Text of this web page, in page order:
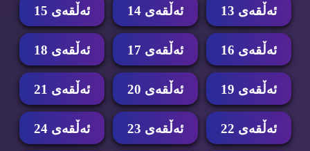
ئه‌ڵقه‌ی 13 ئه‌ڵقه‌ی 14 ئه‌ڵقه‌ی 15
ئه‌ڵقه‌ی 16 ئه‌ڵقه‌ی 17 ئه‌ڵقه‌ی 18
ئه‌ڵقه‌ی 19 ئه‌ڵقه‌ی 20 ئه‌ڵقه‌ی 21
ئه‌ڵقه‌ی 22 ئه‌ڵقه‌ی 23 ئه‌ڵقه‌ی 24